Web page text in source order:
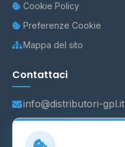
Cookie Policy
Preferenze Cookie
Mappa del sito
Contattaci
info@distributori-gpl.it